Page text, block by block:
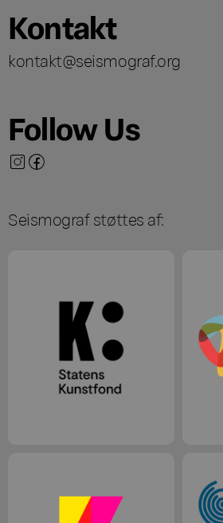
Kontakt
kontakt@seismograf.org
Follow Us
Seismograf støttes af: